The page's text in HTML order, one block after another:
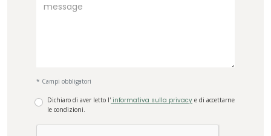
* Campi obbligatori
Dichiaro di aver letto l' informativa sulla privacy e di accettarne
le condizioni.